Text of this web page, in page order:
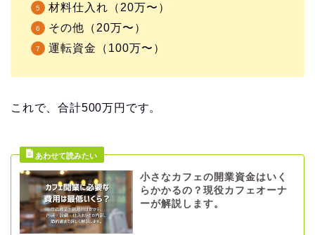
材料仕入れ（20万〜）
その他（20万〜）
運転資金（100万〜）
これで、合計500万円です。
小さなカフェの開業資金はいく
らかかるの？現役カフェオーナ
ーが解説します。